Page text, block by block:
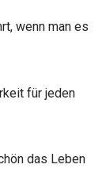
wenn man es
für jeden
das Leben